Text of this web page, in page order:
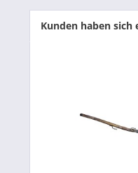
Kunden haben sich